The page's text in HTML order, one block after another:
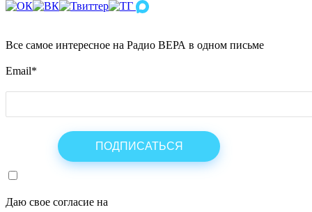
Все самое интересное на Радио ВЕРА в одном письме
Email*
Даю свое согласие на